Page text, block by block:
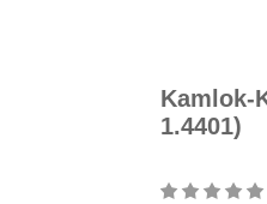
Kamlok-
1.4401)